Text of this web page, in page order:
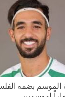
الموسم بضمه